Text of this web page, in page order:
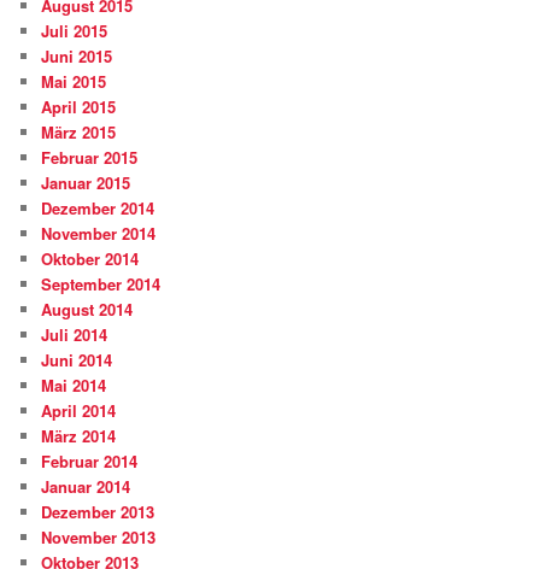
August 2015
Juli 2015
Juni 2015
Mai 2015
April 2015
März 2015
Februar 2015
Januar 2015
Dezember 2014
November 2014
Oktober 2014
September 2014
August 2014
Juli 2014
Juni 2014
Mai 2014
April 2014
März 2014
Februar 2014
Januar 2014
Dezember 2013
November 2013
Oktober 2013